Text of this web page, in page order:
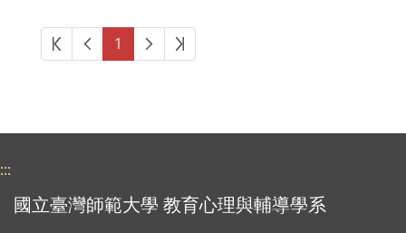
第一頁上一頁
1 下一頁最後頁
:::
國立臺灣師範大學 教育心理與輔導學系